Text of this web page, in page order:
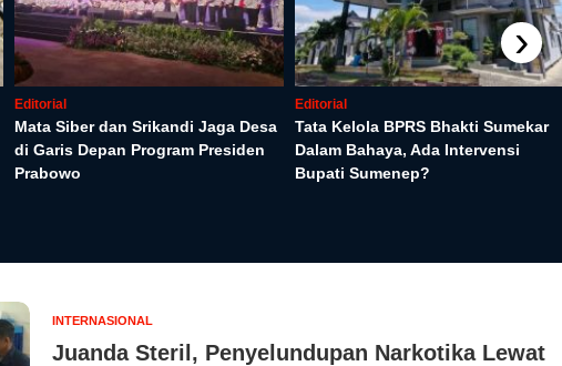
Editorial
Mata Siber dan Srikandi Jaga Desa
di Garis Depan Program Presiden
Prabowo
Editorial
Tata Kelola BPRS Bhakti Sumekar
Dalam Bahaya, Ada Intervensi
Bupati Sumenep?
›
INTERNASIONAL
Juanda Steril, Penyelundupan Narkotika Lewat